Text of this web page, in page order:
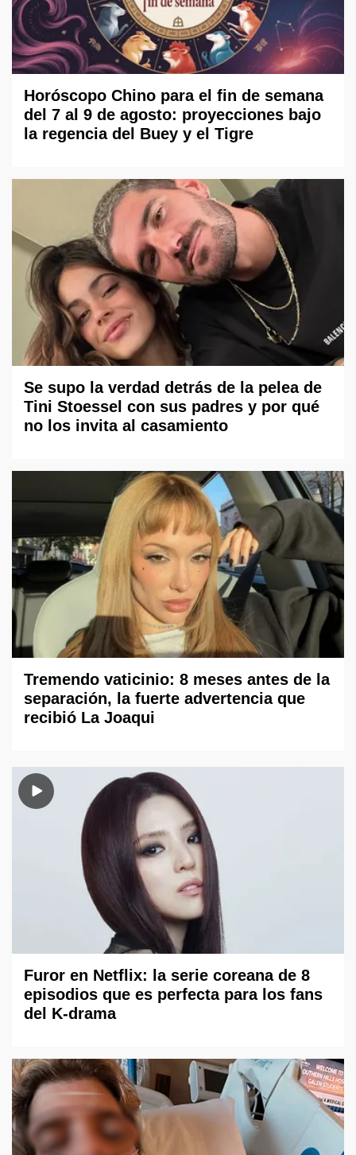
Horóscopo Chino para el fin de semana
del 7 al 9 de agosto: proyecciones bajo
la regencia del Buey y el Tigre
Se supo la verdad detrás de la pelea de
Tini Stoessel con sus padres y por qué
no los invita al casamiento
Tremendo vaticinio: 8 meses antes de la
separación, la fuerte advertencia que
recibió La Joaqui
Furor en Netflix: la serie coreana de 8
episodios que es perfecta para los fans
del K-drama